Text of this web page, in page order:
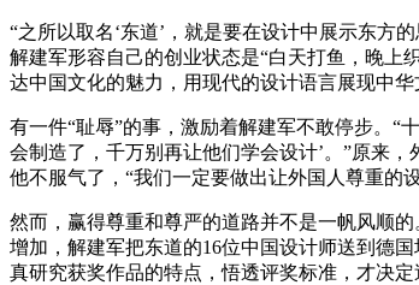
“之所以取名‘东道’，就是要在设计中展示东方
解建军形容自己的创业状态是“白天打鱼，晚上
达中国文化的魅力，用现代的设计语言展现中华
有一件“耻辱”的事，激励着解建军不敢停步。“
会制造了，千万别再让他们学会设计’。”原来
他不服气了，“我们一定要做出让外国人尊重的
然而，赢得尊重和尊严的道路并不是一帆风顺
增加，解建军把东道的16位中国设计师送到德
真研究获奖作品的特点，悟透评奖标准，才决